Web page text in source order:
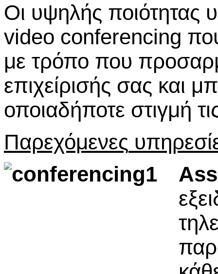
Οι υψηλής ποιότητας
video conferencing
με τρόπο που
επιχείρισής σας και
οποιαδήποτε στιγμή
Παρεχόμενες